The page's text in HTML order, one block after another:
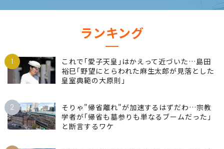
ランキング
1
これで｢愛子天皇｣はかえって近づいた…島田
裕巳｢野望にとらわれた麻生太郎が見落とした
皇室典範の大原則｣
2
そりゃ"帰省離れ"が加速するはずだわ…宗教
学者が｢帰省も墓参りも単なるブームだった｣
と断言するワケ